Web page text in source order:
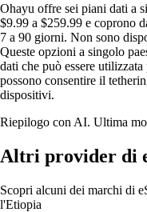
Ohayu offre sei piani dati a
$9.99 a $259.99 e coprono
7 a 90 giorni. Non sono
Queste opzioni a singolo
dati che può essere
possono consentire il
dispositivi.
Riepilogo con AI. Ultima
Altri provider di
Scopri alcuni dei marchi di
l'Etiopia